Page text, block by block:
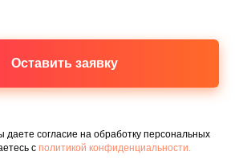
Оставить заявку
даете согласие на обработку персональных
c политикой конфиденциальности.